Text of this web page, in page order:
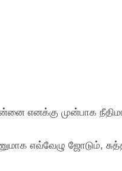
எனக்கு முன்பாக
எவ்வேழு ஜோடும்,